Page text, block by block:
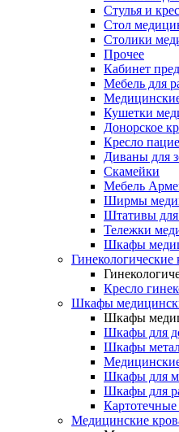
Cтулья и
Стол
Столики
Прочее
Кабинет
Мебель для
Кушетки
Донорское
Кресло
Диваны для
Скамейки
Мебель
Ширмы
Штативы
Тележки
Шкафы
Гинекологические
Кресло
Шкафы
Шкафы
Шкафы для
Шкафы
Шкафы для
Шкафы для
Медицинские